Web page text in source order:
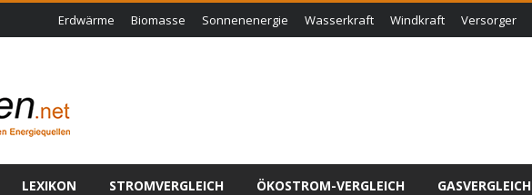
Erdwärme Biomasse Sonnenenergie Wasserkraft Windkraft Versorger
LEXIKON STROMVERGLEICH ÖKOSTROM-VERGLEICH GASVERGLEICH